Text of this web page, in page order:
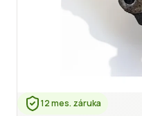
12 mes. záruka